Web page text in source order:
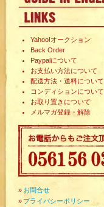
Yahoo!オークション
Back Order
Paypalについて
お支払い方法について
配送方法・送料について
コンディションについて
お取り置きについて
メルマガ登録・解除
» お問合せ
» プライバシーポリシー